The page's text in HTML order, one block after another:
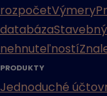
rozpočetVýmery
databáza
nehnuteľností
PRODUKTY
Jednoduché